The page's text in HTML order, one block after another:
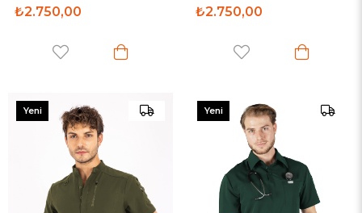
₺2.750,00 ₺2.750,00
Yeni
Yeni